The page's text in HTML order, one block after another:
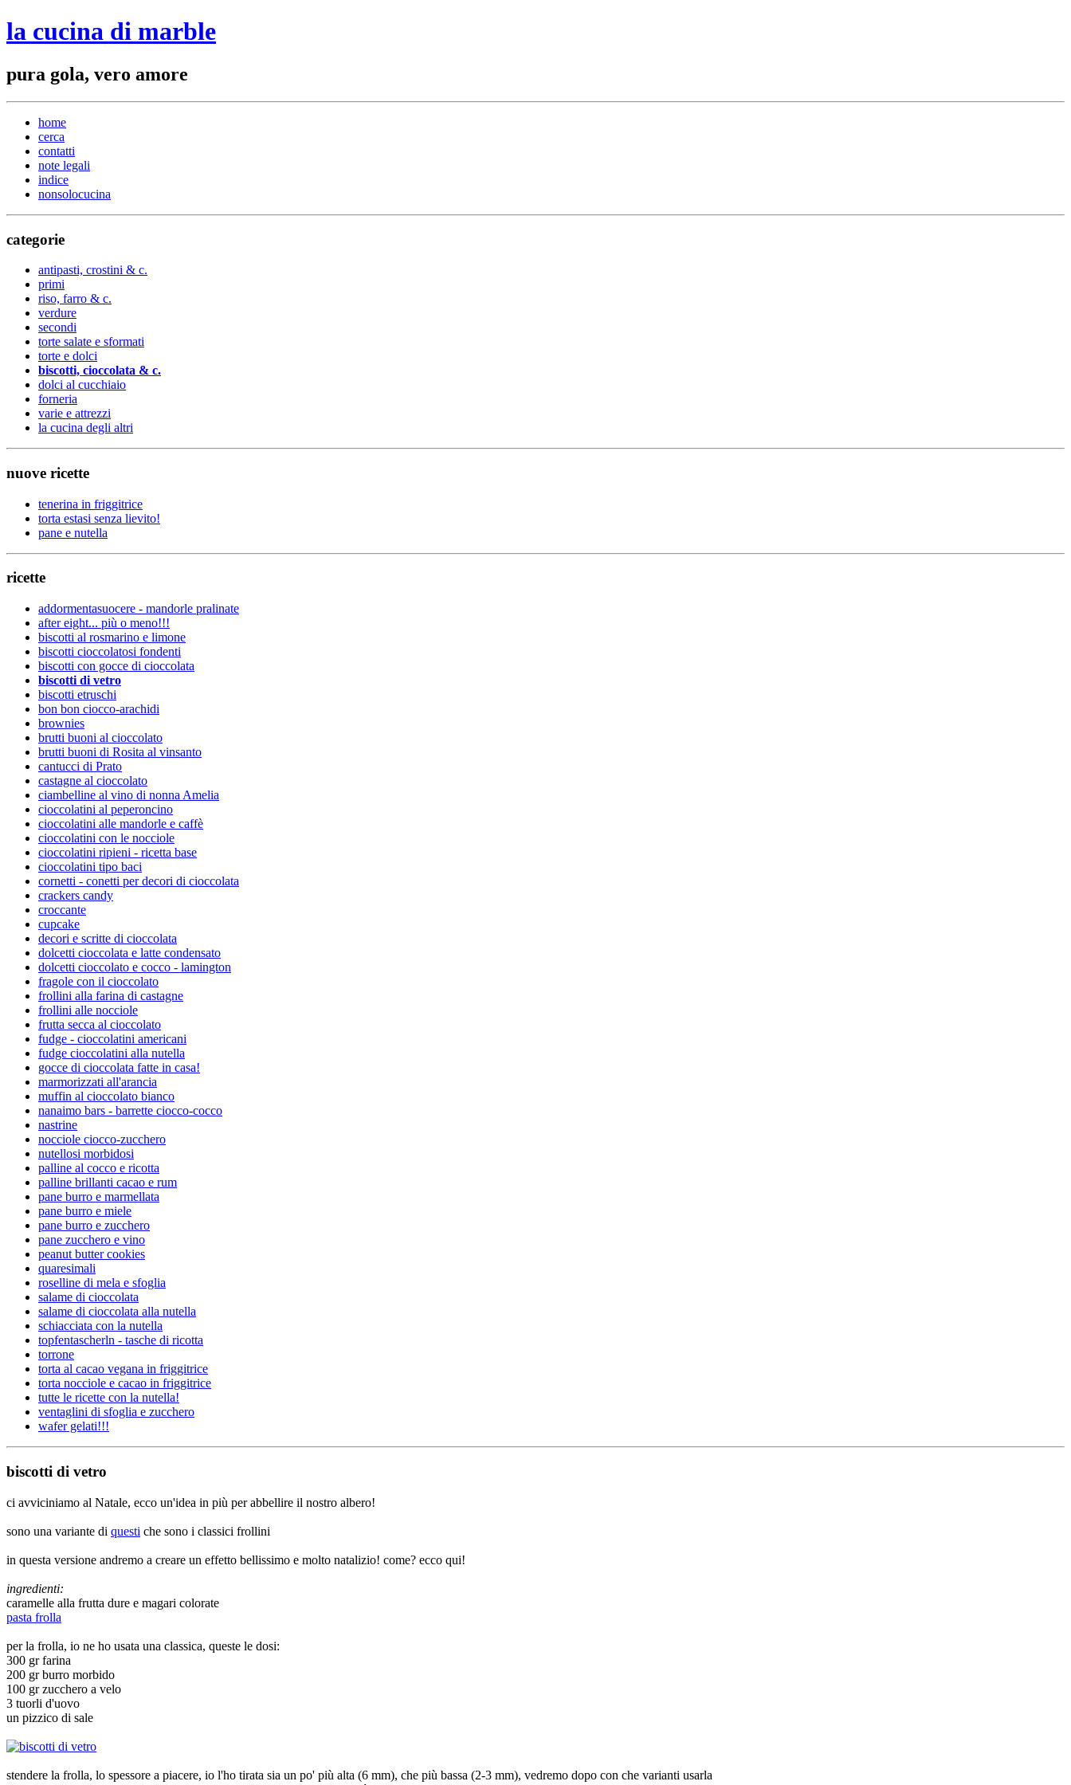
la cucina di marble
pura gola, vero amore
home
cerca
contatti
note legali
indice
nonsolocucina
categorie
antipasti, crostini & c.
primi
riso, farro & c.
verdure
secondi
torte salate e sformati
torte e dolci
biscotti, cioccolata & c.
dolci al cucchiaio
forneria
varie e attrezzi
la cucina degli altri
nuove ricette
tenerina in friggitrice
torta estasi senza lievito!
pane e nutella
ricette
addormentasuocere - mandorle pralinate
after eight... più o meno!!!
biscotti al rosmarino e limone
biscotti cioccolatosi fondenti
biscotti con gocce di cioccolata
biscotti di vetro
biscotti etruschi
bon bon ciocco-arachidi
brownies
brutti buoni al cioccolato
brutti buoni di Rosita al vinsanto
cantucci di Prato
castagne al cioccolato
ciambelline al vino di nonna Amelia
cioccolatini al peperoncino
cioccolatini alle mandorle e caffè
cioccolatini con le nocciole
cioccolatini ripieni - ricetta base
cioccolatini tipo baci
cornetti - conetti per decori di cioccolata
crackers candy
croccante
cupcake
decori e scritte di cioccolata
dolcetti cioccolata e latte condensato
dolcetti cioccolato e cocco - lamington
fragole con il cioccolato
frollini alla farina di castagne
frollini alle nocciole
frutta secca al cioccolato
fudge - cioccolatini americani
fudge cioccolatini alla nutella
gocce di cioccolata fatte in casa!
marmorizzati all'arancia
muffin al cioccolato bianco
nanaimo bars - barrette ciocco-cocco
nastrine
nocciole ciocco-zucchero
nutellosi morbidosi
palline al cocco e ricotta
palline brillanti cacao e rum
pane burro e marmellata
pane burro e miele
pane burro e zucchero
pane zucchero e vino
peanut butter cookies
quaresimali
roselline di mela e sfoglia
salame di cioccolata
salame di cioccolata alla nutella
schiacciata con la nutella
topfentascherln - tasche di ricotta
torrone
torta al cacao vegana in friggitrice
torta nocciole e cacao in friggitrice
tutte le ricette con la nutella!
ventaglini di sfoglia e zucchero
wafer gelati!!!
biscotti di vetro
ci avviciniamo al Natale, ecco un'idea in più per abbellire il nostro albero!
sono una variante di questi che sono i classici frollini
in questa versione andremo a creare un effetto bellissimo e molto natalizio! come? ecco qui!
ingredienti:
caramelle alla frutta dure e magari colorate
pasta frolla
per la frolla, io ne ho usata una classica, queste le dosi:
300 gr farina
200 gr burro morbido
100 gr zucchero a velo
3 tuorli d'uovo
un pizzico di sale
stendere la frolla, lo spessore a piacere, io l'ho tirata sia un po' più alta (6 mm), che più bassa (2-3 mm), vedremo dopo con che varianti usarla